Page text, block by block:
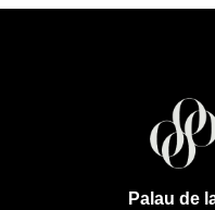
Palau de